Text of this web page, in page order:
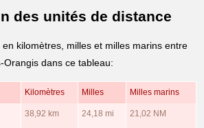
des unités de distance
kilomètres, milles et milles marins entre
Orangis dans ce tableau:
Kilomètres Milles Milles marins
38,92 km 24,18 mi 21,02 NM